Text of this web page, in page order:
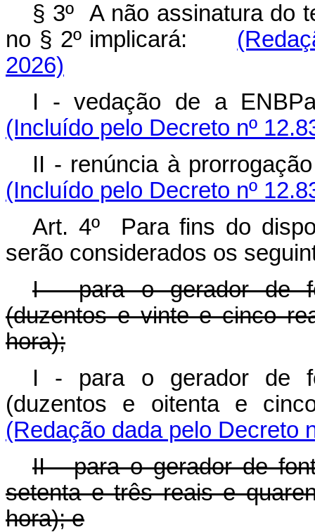
§ 3º A não assinatura do
no § 2º implicará:
2026)
I - vedação de a
(Incluído pelo Decreto nº
II - renúncia à
(Incluído pelo Decreto nº
Art. 4º Para fins do
serão considerados os
I - para o gerador de
(duzentos e vinte e cinco
hora);
I - para o gerador de
(duzentos e oitenta e
(Redação dada pelo Decreto
II - para o gerador de
setenta e três reais e
hora); e